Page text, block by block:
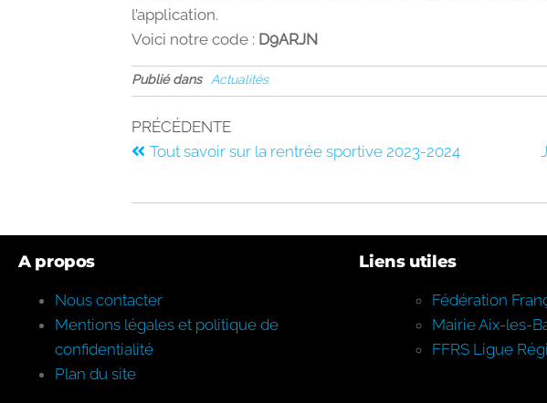
l’application.
Voici notre code : D9ARJN
Publié dans Actualités
PRÉCÉDENTE
Tout savoir sur la rentrée sportive 2023-2024
A propos
Nous contacter
Mentions légales et politique de
confidentialité
Plan du site
Liens utiles
Fédération
Mairie Aix-les-
FFRS Ligue